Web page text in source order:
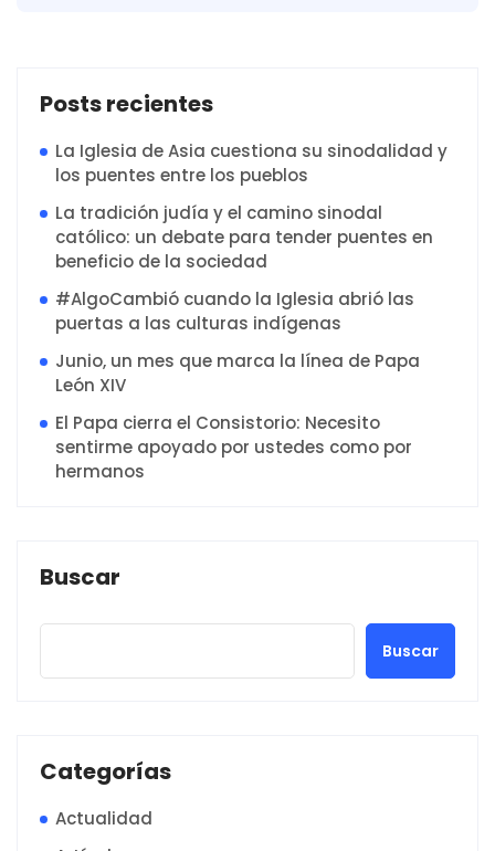
Posts recientes
La Iglesia de Asia cuestiona su sinodalidad y
los puentes entre los pueblos
La tradición judía y el camino sinodal
católico: un debate para tender puentes en
beneficio de la sociedad
#AlgoCambió cuando la Iglesia abrió las
puertas a las culturas indígenas
Junio, un mes que marca la línea de Papa
León XIV
El Papa cierra el Consistorio: Necesito
sentirme apoyado por ustedes como por
hermanos
Buscar
Buscar
Categorías
Actualidad